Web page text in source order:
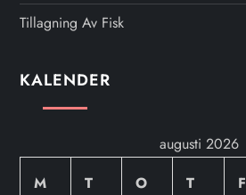
Tillagning Av Fisk
KALENDER
augusti 2026
M
T O T F